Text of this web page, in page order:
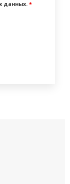
данных. *